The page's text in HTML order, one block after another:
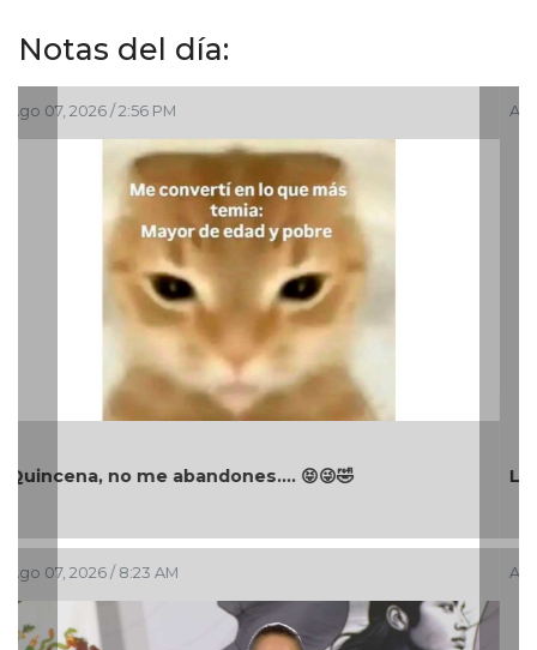
Notas del día:
Ago 06, 2026 / 8:24 AM
La mañanera de Claudia Sheinbaum 06/08/2026
Ago 05, 2026 / 12:53 PM